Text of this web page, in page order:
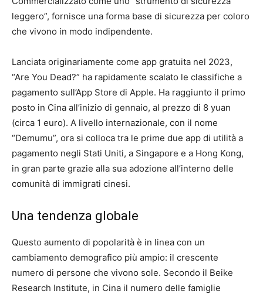
leggero”, fornisce una forma base di sicurezza per coloro
che vivono in modo indipendente.
Lanciata originariamente come app gratuita nel 2023,
“Are You Dead?” ha rapidamente scalato le classifiche a
pagamento sull’App Store di Apple. Ha raggiunto il primo
posto in Cina all’inizio di gennaio, al prezzo di 8 yuan
(circa 1 euro). A livello internazionale, con il nome
“Demumu”, ora si colloca tra le prime due app di utilità a
pagamento negli Stati Uniti, a Singapore e a Hong Kong,
in gran parte grazie alla sua adozione all’interno delle
comunità di immigrati cinesi.
Una tendenza globale
Questo aumento di popolarità è in linea con un
cambiamento demografico più ampio: il crescente
numero di persone che vivono sole. Secondo il Beike
Research Institute, in Cina il numero delle famiglie